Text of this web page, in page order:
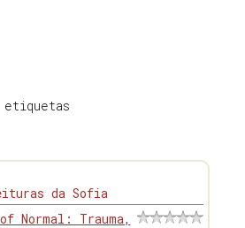
etiquetas
da Sofia
Normal: Trauma,